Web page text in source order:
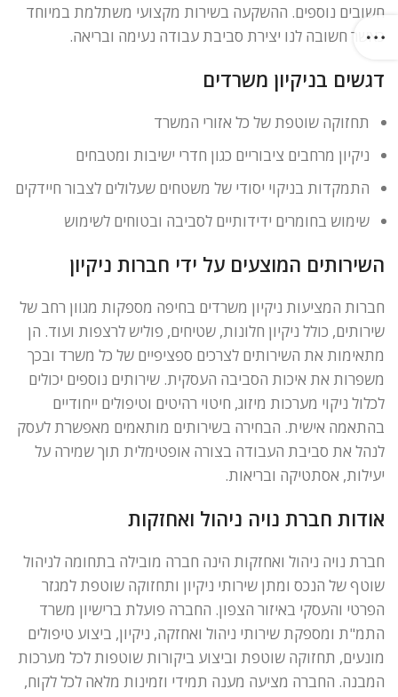
חשובים נוספים. ההשקעה בשירות מקצועי משתלמת במיוחד
כאשר חשובה לנו יצירת סביבת עבודה נעימה ובריאה.
דגשים בניקיון משרדים
תחזוקה שוטפת של כל אזורי המשרד
ניקיון מרחבים ציבוריים כגון חדרי ישיבות ומטבחים
התמקדות בניקוי יסודי של משטחים שעלולים לצבור חיידקים
שימוש בחומרים ידידותיים לסביבה ובטוחים לשימוש
השירותים המוצעים על ידי חברות ניקיון
חברות המציעות ניקיון משרדים בחיפה מספקות מגוון רחב של
שירותים, כולל ניקיון חלונות, שטיחים, פוליש לרצפות ועוד. הן
מתאימות את השירותים לצרכים ספציפיים של כל משרד ובכך
משפרות את איכות הסביבה העסקית. שירותים נוספים יכולים
לכלול ניקוי מערכות מיזוג, חיטוי רהיטים וטיפולים ייחודיים
בהתאמה אישית. הבחירה בשירותים מותאמים מאפשרת לעסק
לנהל את סביבת העבודה בצורה אופטימלית תוך שמירה על
יעילות, אסתטיקה ובריאות.
אודות חברת נויה ניהול ואחזקות
חברת נויה ניהול ואחזקות הינה חברה מובילה בתחומה לניהול
שוטף של הנכס ומתן שירותי ניקיון ותחזוקה שוטפת למגזר
הפרטי והעסקי באיזור הצפון. החברה פועלת ברישיון משרד
התמ"ת ומספקת שירותי ניהול ואחזקה, ניקיון, ביצוע טיפולים
מונעים, תחזוקה שוטפת וביצוע ביקורות שוטפות לכל מערכות
המבנה. החברה מציעה מענה תמידי וזמינות מלאה לכל לקוח,